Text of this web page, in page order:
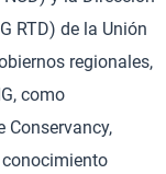
RTD) de la Unión
regionales,
como
Conservancy,